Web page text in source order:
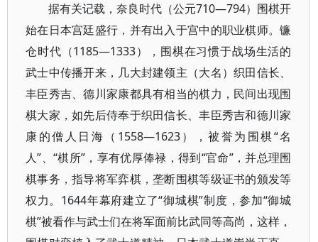
据有关记载，奈良时代（公元710—794）围棋开
始在日本宫廷盛行，并有出入于宫中的职业棋师。镰
仓时代（1185—1333），围棋在习惯于战场生活的
武士中传播开来，几大封建领主（大名）织田信长、
丰臣秀吉、德川家康都具有相当的棋力，民间出现围
棋大家，如先后侍奉于织田信长、丰臣秀吉和德川家
康的僧人日海（1558—1623），被誉为围棋“名
人”、“棋所”，享有优厚俸禄，得到“官命”，并总理围
棋事务，指导将军弈棋，垄断围棋等级证书的颁发等
权力。1644年幕府建立了“御城棋”制度，参加“御城
棋”被看作与武士们在将军面前比武同等高尚，这样，